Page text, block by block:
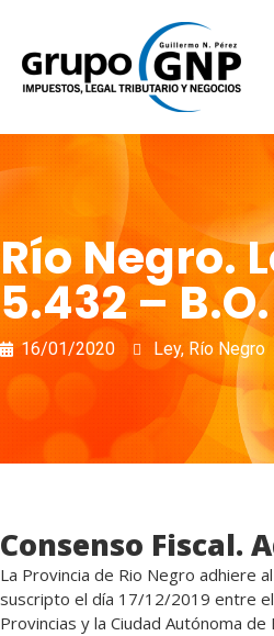
Río Negro.
5.432 – B.O.
16/01/2020 Ley, Río Negro
Consenso Fiscal.
La Provincia de Rio Negro adhiere
suscripto el día 17/12/2019 entre el
Provincias y la Ciudad Autónoma de